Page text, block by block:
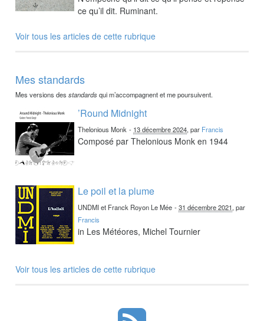
ce qu’il dit. Ruminant.
Voir tous les articles de cette rubrique
Mes standards
Mes versions desstandardsqui m’accompagnent et me poursuivent.
’Round Midnight
Thelonious Monk - 13 décembre 2024, par Francis
Composé par Thelonious Monk en 1944
Le poil et la plume
UNDMI et Franck Royon Le Mée -31 décembre 2021, par
Francis
in Les Météores, Michel Tournier
Voir tous les articles de cette rubrique